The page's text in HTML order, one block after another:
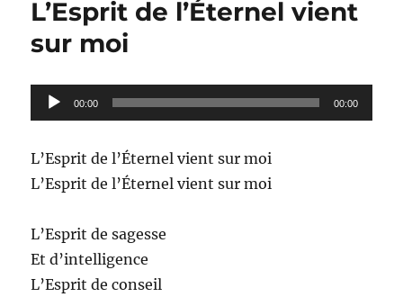
mon
L’Esprit de l’Éternel vient
sur moi
Lecteur
audio
00:00 00:00
L’Esprit de l’Éternel vient sur moi
L’Esprit de l’Éternel vient sur moi
L’Esprit de sagesse
Et d’intelligence
L’Esprit de conseil